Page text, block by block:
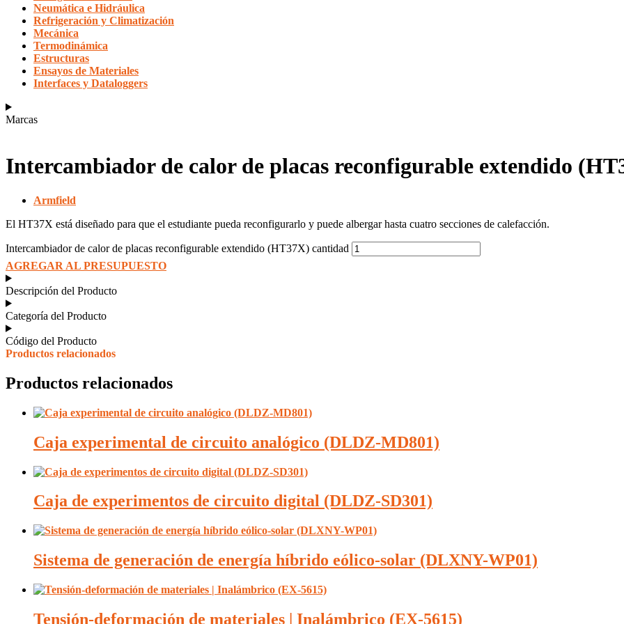
Neumática e Hidráulica
Refrigeración y Climatización
Mecánica
Termodinámica
Estructuras
Ensayos de Materiales
Interfaces y Dataloggers
Marcas
Intercambiador de calor de placas reconfigurable extendido
Armfield
El HT37X está diseñado para que el estudiante pueda reconfigurarlo y puede albergar hasta cuatro secciones de calefacción.
Intercambiador de calor de placas reconfigurable extendido (HT37X) cantidad
AGREGAR AL PRESUPUESTO
Descripción del Producto
Categoría del Producto
Código del Producto
Productos relacionados
Productos relacionados
Caja experimental de circuito analógico (DLDZ-MD801)
Caja de experimentos de circuito digital (DLDZ-SD301)
Sistema de generación de energía híbrido eólico-solar (DLXNY-WP01)
Tensión-deformación de materiales | Inalámbrico (EX-5615)